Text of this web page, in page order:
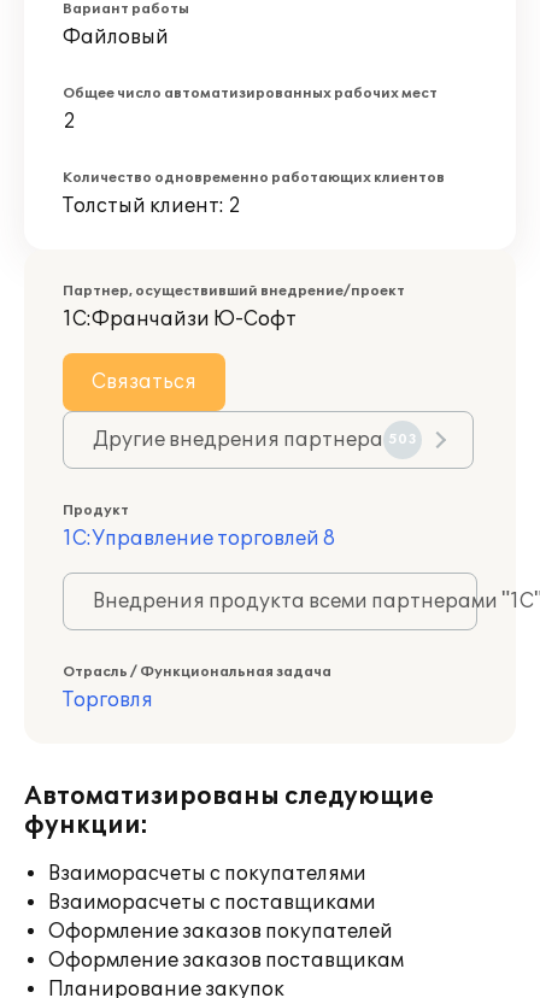
Вариант работы
Файловый
Общее число автоматизированных рабочих мест
2
Количество одновременно работающих клиентов
Толстый клиент: 2
Партнер, осуществивший внедрение/проект
1С:Франчайзи Ю-Софт
Связаться
Другие внедрения партнера 503
Продукт
1С:Управление торговлей 8
Внедрения продукта всеми партнерами
Отрасль / Функциональная задача
Торговля
Автоматизированы следующие
функции:
Взаиморасчеты с покупателями
Взаиморасчеты с поставщиками
Оформление заказов покупателей
Оформление заказов поставщикам
Планирование закупок